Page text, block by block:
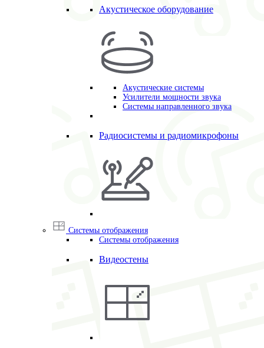
Акустическое оборудование
Акустические системы
Усилители мощности звука
Системы направленного звука
Радиосистемы и радиомикрофоны
Системы отображения
Системы отображения
Видеостены